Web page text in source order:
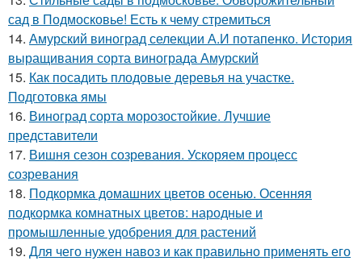
сад в Подмосковье! Есть к чему стремиться
14. Амурский виноград селекции А.И потапенко. История
выращивания сорта винограда Амурский
15. Как посадить плодовые деревья на участке.
Подготовка ямы
16. Виноград сорта морозостойкие. Лучшие
представители
17. Вишня сезон созревания. Ускоряем процесс
созревания
18. Подкормка домашних цветов осенью. Осенняя
подкормка комнатных цветов: народные и
промышленные удобрения для растений
19. Для чего нужен навоз и как правильно применять его